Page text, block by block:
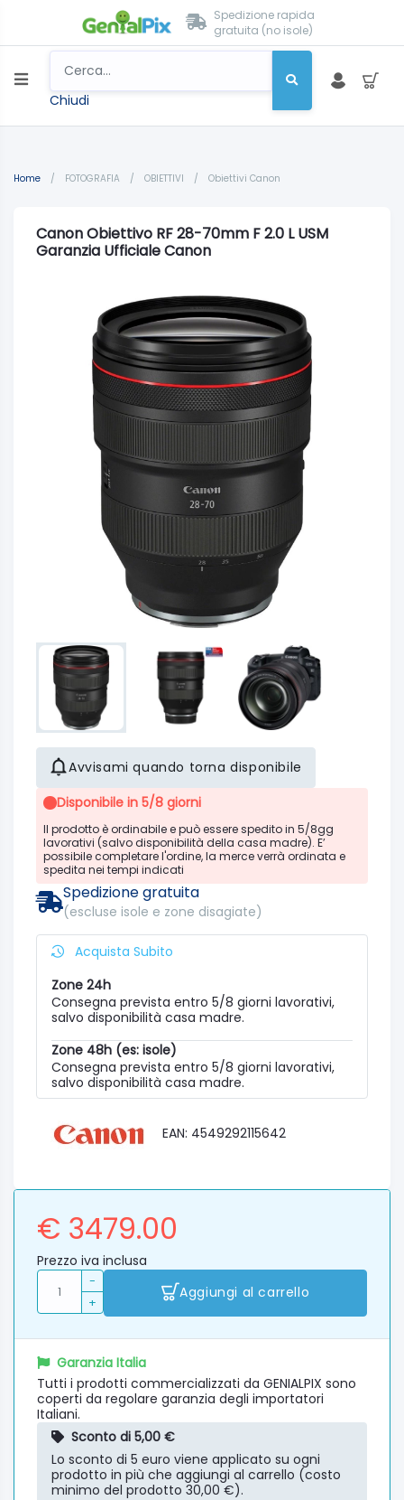
Spedizione rapida
gratuita (no isole)
Chiudi
Home / FOTOGRAFIA / OBIETTIVI / Obiettivi Canon
Canon Obiettivo RF 28-70mm F 2.0 L USM
Garanzia Ufficiale Canon
Avvisami quando torna disponibile
Disponibile in 5/8 giorni
Il prodotto è ordinabile e può essere spedito in 5/8gg
lavorativi (salvo disponibilità della casa madre). E’
possibile completare l'ordine, la merce verrà ordinata e
spedita nei tempi indicati
Spedizione gratuita
(escluse isole e zone disagiate)
Acquista Subito
Zone 24h
Consegna prevista entro 5/8 giorni lavorativi,
salvo disponibilità casa madre.
Zone 48h (es: isole)
Consegna prevista entro 5/8 giorni lavorativi,
salvo disponibilità casa madre.
EAN: 4549292115642
€ 3479.00
Prezzo iva inclusa
-
+
Aggiungi al carrello
Garanzia Italia
Tutti i prodotti commercializzati da GENIALPIX sono
coperti da regolare garanzia degli importatori
Italiani.
Sconto di 5,00 €
Lo sconto di 5 euro viene applicato su ogni
prodotto in più che aggiungi al carrello (costo
minimo del prodotto 30,00 €).